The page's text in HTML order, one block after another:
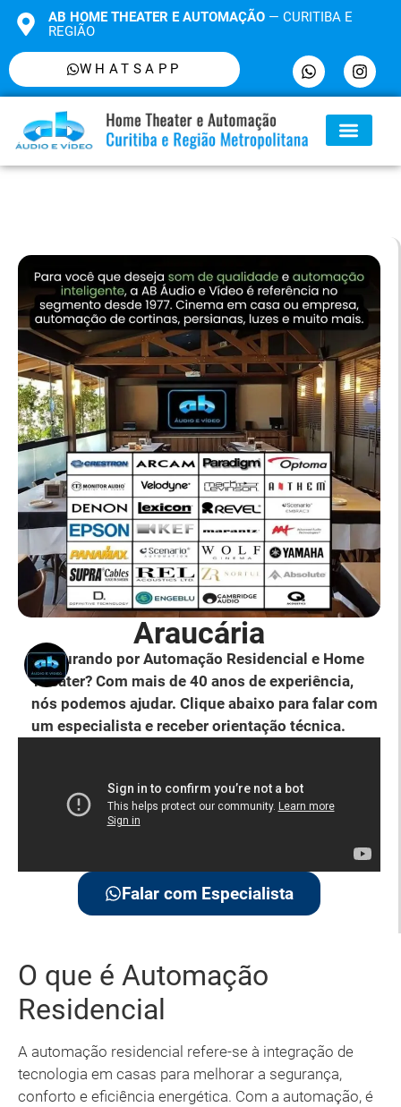
AB HOME THEATER E AUTOMAÇÃO— CURITIBA E
REGIÃO
WHATSAPP
Araucária
Procurando por Automação Residencial e Home
Theater? Com mais de 40 anos de experiência,
nós podemos ajudar. Clique abaixo para falar com
um especialista e receber orientação técnica.
Falar com Especialista
O que é Automação
Residencial
A automação residencial refere-se à integração de
tecnologia em casas para melhorar a segurança,
conforto e eficiência energética. Com a automação, é